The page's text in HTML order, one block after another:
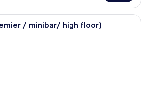
Ett bricka med snacks, burkar och
/ minibar/ high floor)